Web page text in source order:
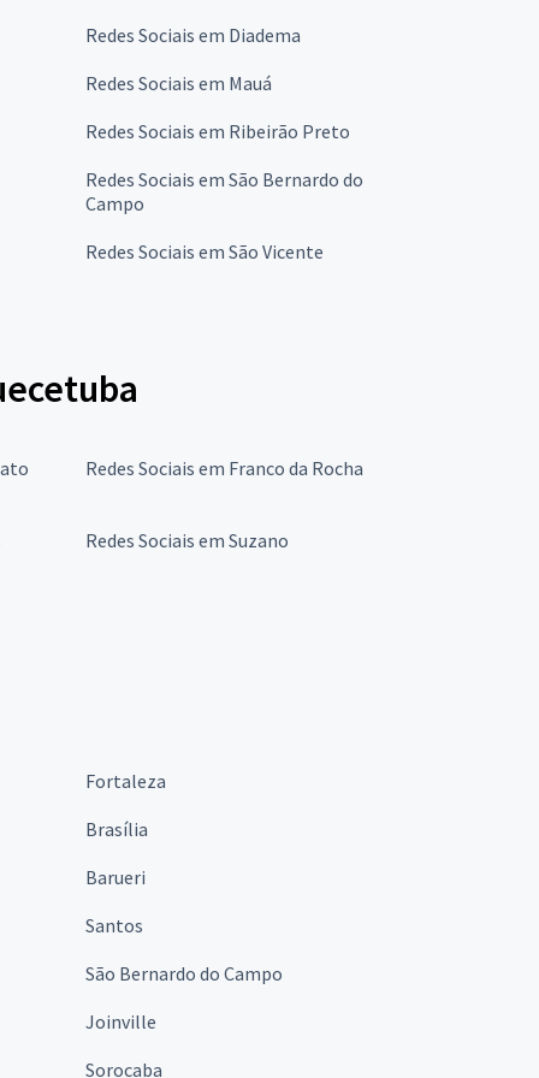
Redes Sociais em Diadema
Redes Sociais em Mauá
Redes Sociais em Ribeirão Preto
Redes Sociais em São Bernardo do
Campo
Redes Sociais em São Vicente
Redes Sociais em Franco da Rocha
Redes Sociais em Suzano
Fortaleza
Brasília
Barueri
Santos
São Bernardo do Campo
Joinville
Sorocaba